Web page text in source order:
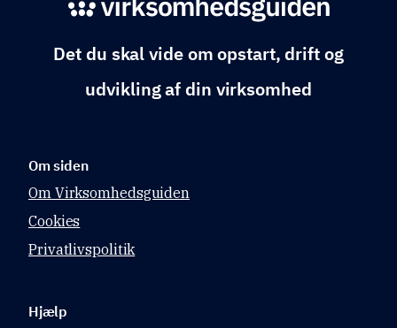
Det du skal vide om opstart, drift og
udvikling af din virksomhed
Om siden
Om Virksomhedsguiden
Cookies
Privatlivspolitik
Hjælp